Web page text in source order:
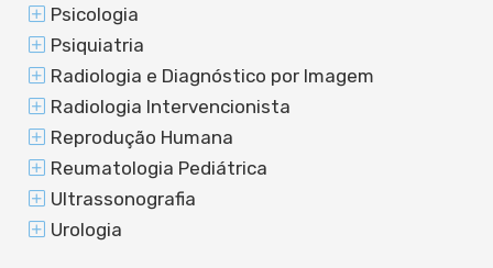
Psicologia
Psiquiatria
Radiologia e Diagnóstico por Imagem
Radiologia Intervencionista
Reprodução Humana
Reumatologia Pediátrica
Ultrassonografia
Urologia